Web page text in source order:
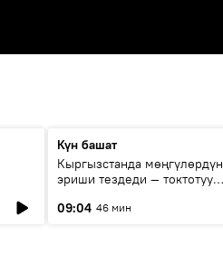
Күн башат
Кыргызстанда мөңгүлөрдүн
эриши тездеди — токтотуу
09:04 46 мин